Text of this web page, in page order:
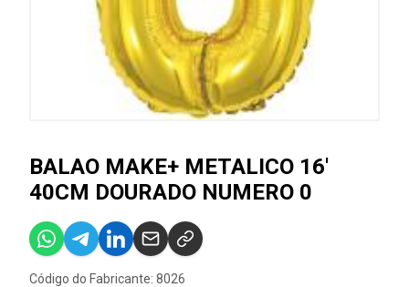
BALAO MAKE+ METALICO 16'
40CM DOURADO NUMERO 0
Código do Fabricante: 8026